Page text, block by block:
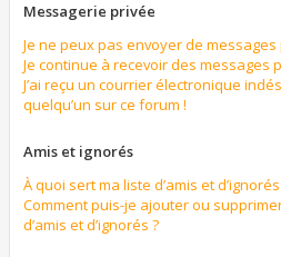
Messagerie privée
Je ne peux pas envoyer de messages
Je continue à recevoir des messages
J’ai reçu un courrier électronique
quelqu’un sur ce forum !
Amis et ignorés
À quoi sert ma liste d’amis et
Comment puis-je ajouter ou
d’amis et d’ignorés ?